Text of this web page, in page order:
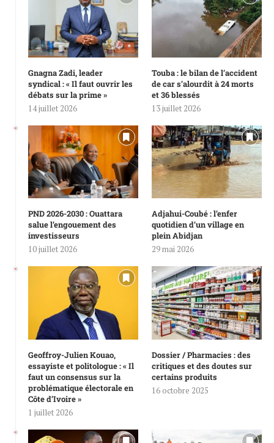
Gnagna Zadi, leader
syndical : « Il faut ouvrir les
débats sur la prime »
14 juillet 2026
Touba : le bilan de l’accident
de car s’alourdit à 24 morts
et 36 blessés
13 juillet 2026
PND 2026-2030 : Ouattara
salue l’engouement des
investisseurs
10 juillet 2026
Adjahui-Coubé : l’enfer
quotidien d’un village en
plein Abidjan
29 mai 2026
Geoffroy-Julien Kouao,
essayiste et politologue : « Il
faut un consensus sur la
problématique électorale en
Côte d’Ivoire »
1 juillet 2026
Dossier / Pharmacies : des
critiques et des doutes sur
certains produits
16 octobre 2025